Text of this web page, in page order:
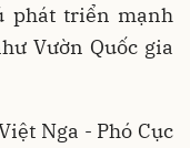
phát triển mạnh
Vườn Quốc gia
Nga - Phó Cục